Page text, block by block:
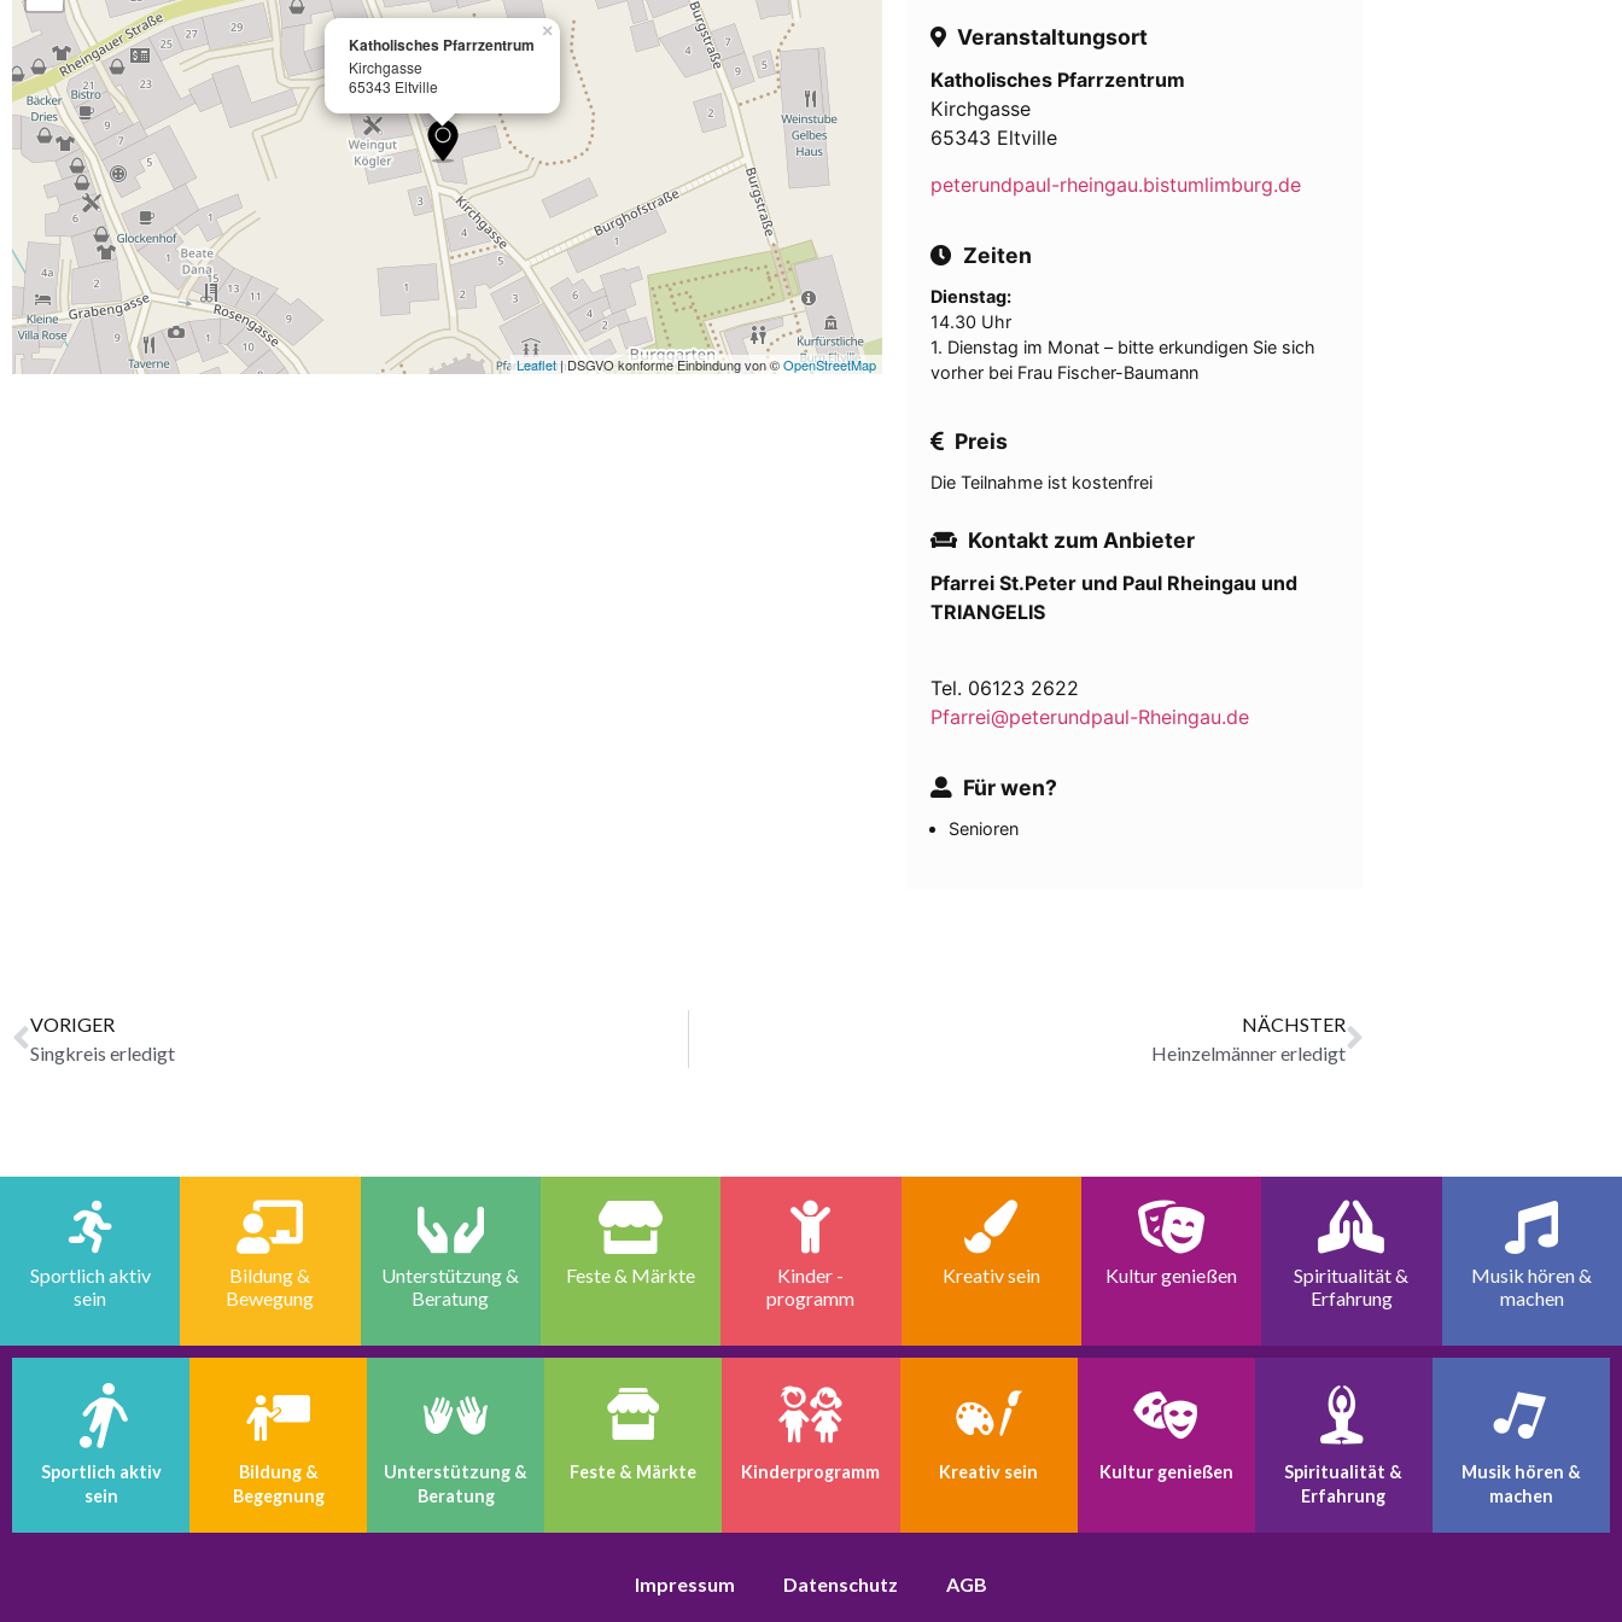
Katholisches Pfarrzentrum
Kirchgasse
65343 Eltville
×
Leaflet| DSGVO konforme Einbindung von ©OpenStreetMap
Veranstaltungsort
Katholisches Pfarrzentrum
Kirchgasse
65343 Eltville
peterundpaul-rheingau.bistumlimburg.de
Zeiten
Dienstag:
14.30 Uhr
1. Dienstag im Monat – bitte erkundigen Sie sich
vorher bei Frau Fischer-Baumann
Preis
Die Teilnahme ist kostenfrei
Kontakt zum Anbieter
Pfarrei St.Peter und Paul Rheingau und
TRIANGELIS
Tel. 06123 2622
Pfarrei@peterundpaul-Rheingau.de
Für wen?
Senioren
VORIGER
Singkreis erledigt
NÄCHSTER
Heinzelmänner erledigt
Sportlich aktiv
sein
Bildung &
Bewegung
Unterstützung &
Beratung
Feste & Märkte
Kinder -
programm
Kreativ sein Kultur genießen
Spiritualität &
Erfahrung
Musik hören &
machen
Sportlich aktiv
sein
Bildung &
Begegnung
Unterstützung &
Beratung
Feste & Märkte Kinder­programm Kreativ sein Kultur genießen
Spiritualität &
Erfahrung
Musik hören &
machen
Impressum Datenschutz AGB